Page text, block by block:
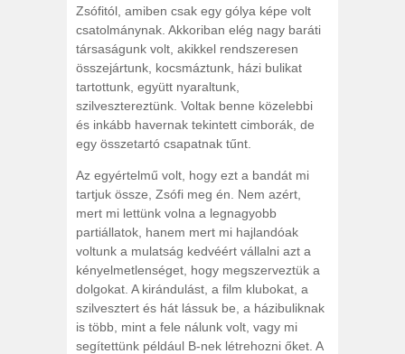
Zsófitól, amiben csak egy gólya képe volt
csatolmánynak. Akkoriban elég nagy baráti
társaságunk volt, akikkel rendszeresen
összejártunk, kocsmáztunk, házi bulikat
tartottunk, együtt nyaraltunk,
szilvesztereztünk. Voltak benne közelebbi
és inkább havernak tekintett cimborák, de
egy összetartó csapatnak tűnt.
Az egyértelmű volt, hogy ezt a bandát mi
tartjuk össze, Zsófi meg én. Nem azért,
mert mi lettünk volna a legnagyobb
partiállatok, hanem mert mi hajlandóak
voltunk a mulatság kedvéért vállalni azt a
kényelmetlenséget, hogy megszerveztük a
dolgokat. A kirándulást, a film klubokat, a
szilvesztert és hát lássuk be, a házibuliknak
is több, mint a fele nálunk volt, vagy mi
segítettünk például B-nek létrehozni őket. A